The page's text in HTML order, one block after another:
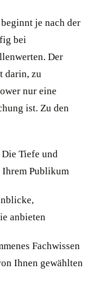
je nach der
bei
Der
darin, zu
nur eine
ist. Zu den
Die Tiefe und
Publikum
anbieten
Fachwissen
Ihnen gewählten